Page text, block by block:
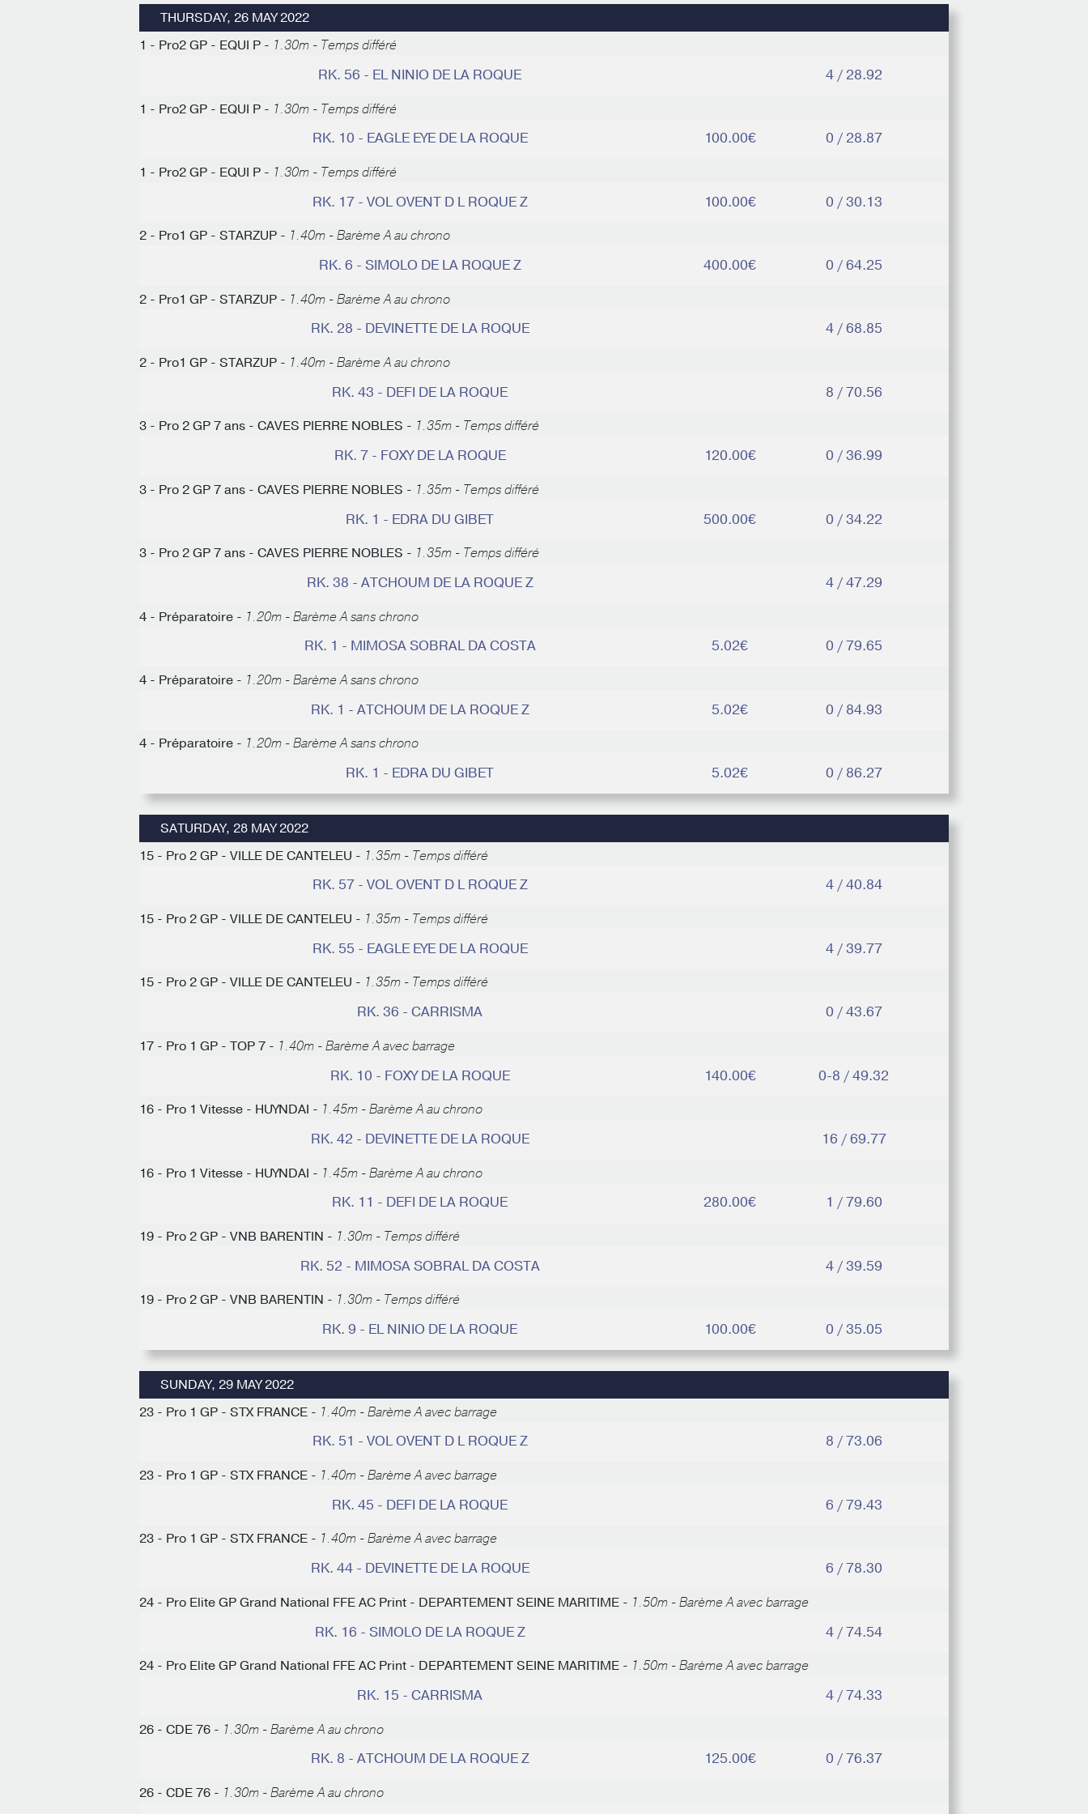
THURSDAY, 26 MAY 2022
1 - Pro2 GP - EQUI P - 1.30m - Temps différé
RK. 56 - EL NINIO DE LA ROQUE 4 / 28.92
1 - Pro2 GP - EQUI P - 1.30m - Temps différé
RK. 10 - EAGLE EYE DE LA ROQUE 100.00€ 0 / 28.87
1 - Pro2 GP - EQUI P - 1.30m - Temps différé
RK. 17 - VOL OVENT D L ROQUE Z 100.00€ 0 / 30.13
2 - Pro1 GP - STARZUP - 1.40m - Barème A au chrono
RK. 6 - SIMOLO DE LA ROQUE Z 400.00€ 0 / 64.25
2 - Pro1 GP - STARZUP - 1.40m - Barème A au chrono
RK. 28 - DEVINETTE DE LA ROQUE 4 / 68.85
2 - Pro1 GP - STARZUP - 1.40m - Barème A au chrono
RK. 43 - DEFI DE LA ROQUE 8 / 70.56
3 - Pro 2 GP 7 ans - CAVES PIERRE NOBLES - 1.35m - Temps différé
RK. 7 - FOXY DE LA ROQUE 120.00€ 0 / 36.99
3 - Pro 2 GP 7 ans - CAVES PIERRE NOBLES - 1.35m - Temps différé
RK. 1 - EDRA DU GIBET 500.00€ 0 / 34.22
3 - Pro 2 GP 7 ans - CAVES PIERRE NOBLES - 1.35m - Temps différé
RK. 38 - ATCHOUM DE LA ROQUE Z 4 / 47.29
4 - Préparatoire - 1.20m - Barème A sans chrono
RK. 1 - MIMOSA SOBRAL DA COSTA 5.02€ 0 / 79.65
4 - Préparatoire - 1.20m - Barème A sans chrono
RK. 1 - ATCHOUM DE LA ROQUE Z 5.02€ 0 / 84.93
4 - Préparatoire - 1.20m - Barème A sans chrono
RK. 1 - EDRA DU GIBET 5.02€ 0 / 86.27
SATURDAY, 28 MAY 2022
15 - Pro 2 GP - VILLE DE CANTELEU - 1.35m - Temps différé
RK. 57 - VOL OVENT D L ROQUE Z 4 / 40.84
15 - Pro 2 GP - VILLE DE CANTELEU - 1.35m - Temps différé
RK. 55 - EAGLE EYE DE LA ROQUE 4 / 39.77
15 - Pro 2 GP - VILLE DE CANTELEU - 1.35m - Temps différé
RK. 36 - CARRISMA 0 / 43.67
17 - Pro 1 GP - TOP 7 - 1.40m - Barème A avec barrage
RK. 10 - FOXY DE LA ROQUE 140.00€ 0-8 / 49.32
16 - Pro 1 Vitesse - HUYNDAI - 1.45m - Barème A au chrono
RK. 42 - DEVINETTE DE LA ROQUE 16 / 69.77
16 - Pro 1 Vitesse - HUYNDAI - 1.45m - Barème A au chrono
RK. 11 - DEFI DE LA ROQUE 280.00€ 1 / 79.60
19 - Pro 2 GP - VNB BARENTIN - 1.30m - Temps différé
RK. 52 - MIMOSA SOBRAL DA COSTA 4 / 39.59
19 - Pro 2 GP - VNB BARENTIN - 1.30m - Temps différé
RK. 9 - EL NINIO DE LA ROQUE 100.00€ 0 / 35.05
SUNDAY, 29 MAY 2022
23 - Pro 1 GP - STX FRANCE - 1.40m - Barème A avec barrage
RK. 51 - VOL OVENT D L ROQUE Z 8 / 73.06
23 - Pro 1 GP - STX FRANCE - 1.40m - Barème A avec barrage
RK. 45 - DEFI DE LA ROQUE 6 / 79.43
23 - Pro 1 GP - STX FRANCE - 1.40m - Barème A avec barrage
RK. 44 - DEVINETTE DE LA ROQUE 6 / 78.30
24 - Pro Elite GP Grand National FFE AC Print - DEPARTEMENT SEINE MARITIME - 1.50m - Barème A avec barrage
RK. 16 - SIMOLO DE LA ROQUE Z 4 / 74.54
24 - Pro Elite GP Grand National FFE AC Print - DEPARTEMENT SEINE MARITIME - 1.50m - Barème A avec barrage
RK. 15 - CARRISMA 4 / 74.33
26 - CDE 76 - 1.30m - Barème A au chrono
RK. 8 - ATCHOUM DE LA ROQUE Z 125.00€ 0 / 76.37
26 - CDE 76 - 1.30m - Barème A au chrono